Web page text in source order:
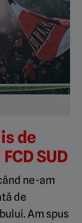
de
SUD
ne-am
de
Am spus